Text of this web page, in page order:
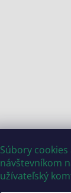
Súbory
návštevníkom
užívateľský